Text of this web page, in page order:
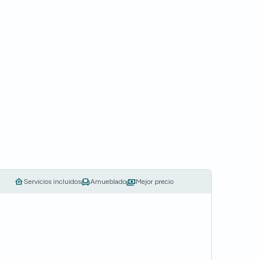
Servicios incluidos Amueblado Mejor precio